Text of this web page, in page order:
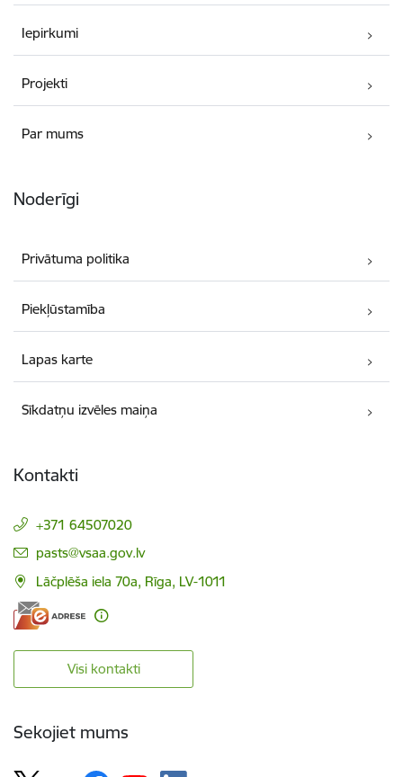
Iepirkumi
Projekti
Par mums
Noderīgi
Privātuma politika
Piekļūstamība
Lapas karte
Sīkdatņu izvēles maiņa
Kontakti
+371 64507020
E-pasts:
pasts@vsaa.gov.lv
Lāčplēša iela 70a, Rīga, LV-1011
Visi kontakti
Sekojiet mums